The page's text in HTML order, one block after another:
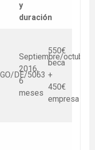
y
duración
DE/5063
Septiembre/octubre
2016,
6
meses
550€
beca
+
450€
empresa